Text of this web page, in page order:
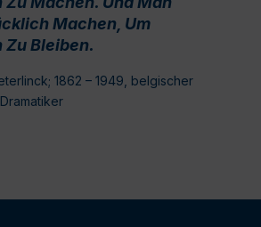
Machen, Um
Zu Bleiben.
1862 – 1949, belgischer